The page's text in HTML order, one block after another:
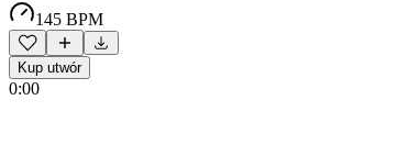
145 BPM
Kup utwór
0:00